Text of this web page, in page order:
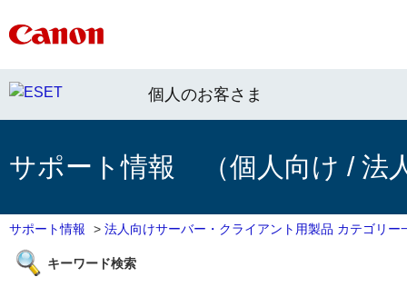
個人のお客さま
サポート情報 （個人向け / 法
サポート情報 > 法人向けサーバー・クライアント用製品 カテゴリー
キーワード検索